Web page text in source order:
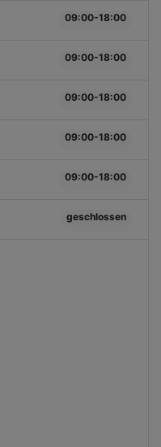
09:00-18:00
09:00-18:00
09:00-18:00
09:00-18:00
09:00-18:00
geschlossen